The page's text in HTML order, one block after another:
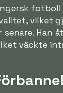
fotboll
vilket
senare. Han
väckte